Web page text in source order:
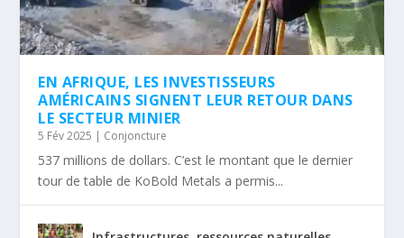
EN AFRIQUE, LES INVESTISSEURS
AMÉRICAINS SIGNENT LEUR RETOUR DANS
LE SECTEUR MINIER
5 Fév 2025 Conjoncture
537 millions de dollars. C’est le montant que le dernier
tour de table de KoBold Metals a permis...